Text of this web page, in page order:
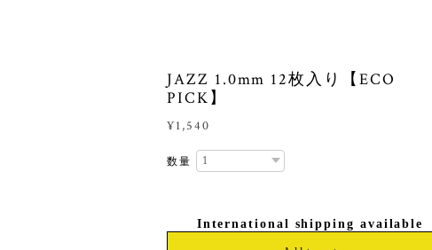
JAZZ 1.0mm 12枚入り【ECO
PICK】
¥1,540
数量
International shipping available